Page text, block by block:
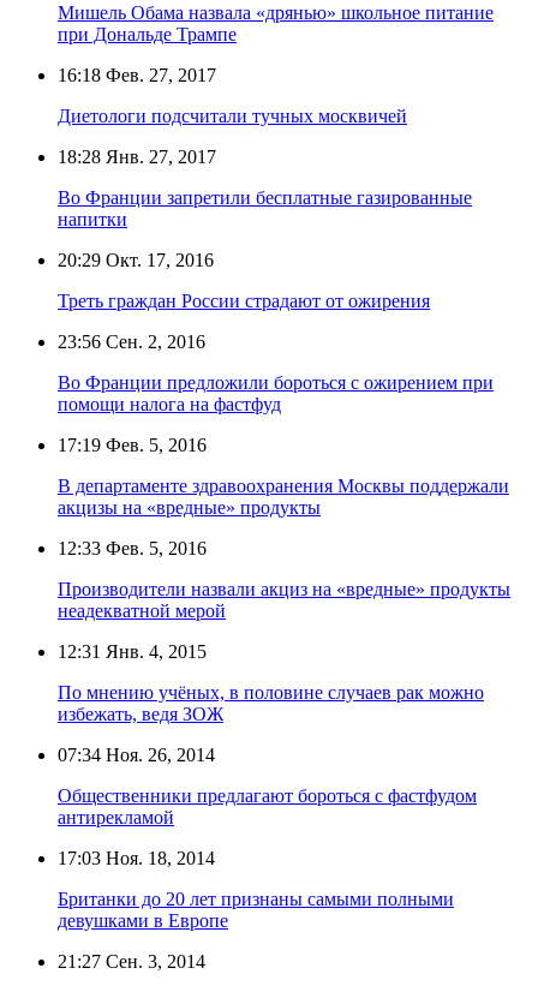
Мишель Обама назвала «дрянью» школьное питание
при Дональде Трампе
16:18 Фев. 27, 2017
Диетологи подсчитали тучных москвичей
18:28 Янв. 27, 2017
Во Франции запретили бесплатные газированные
напитки
20:29 Окт. 17, 2016
Треть граждан России страдают от ожирения
23:56 Сен. 2, 2016
Во Франции предложили бороться с ожирением при
помощи налога на фастфуд
17:19 Фев. 5, 2016
В департаменте здравоохранения Москвы поддержали
акцизы на «вредные» продукты
12:33 Фев. 5, 2016
Производители назвали акциз на «вредные» продукты
неадекватной мерой
12:31 Янв. 4, 2015
По мнению учёных, в половине случаев рак можно
избежать, ведя ЗОЖ
07:34 Ноя. 26, 2014
Общественники предлагают бороться с фастфудом
антирекламой
17:03 Ноя. 18, 2014
Британки до 20 лет признаны самыми полными
девушками в Европе
21:27 Сен. 3, 2014